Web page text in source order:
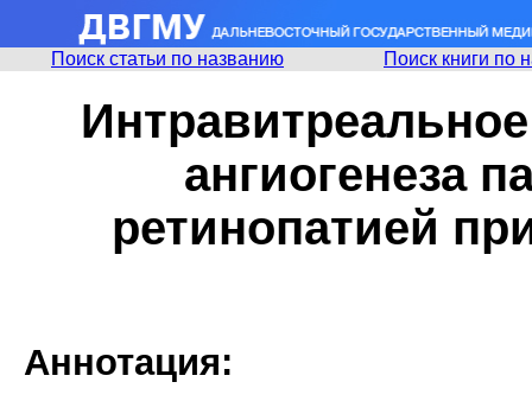
Поиск статьи по названию Поиск книги по
ангиогенеза
ретинопатией
Аннотация: